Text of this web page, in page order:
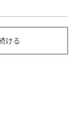
ける